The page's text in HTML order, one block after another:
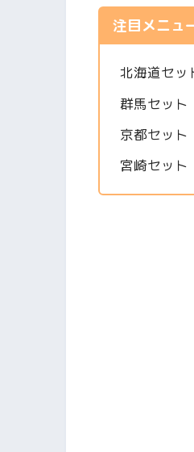
注目メニュ
北海道セ
群馬セッ
京都セッ
宮崎セッ